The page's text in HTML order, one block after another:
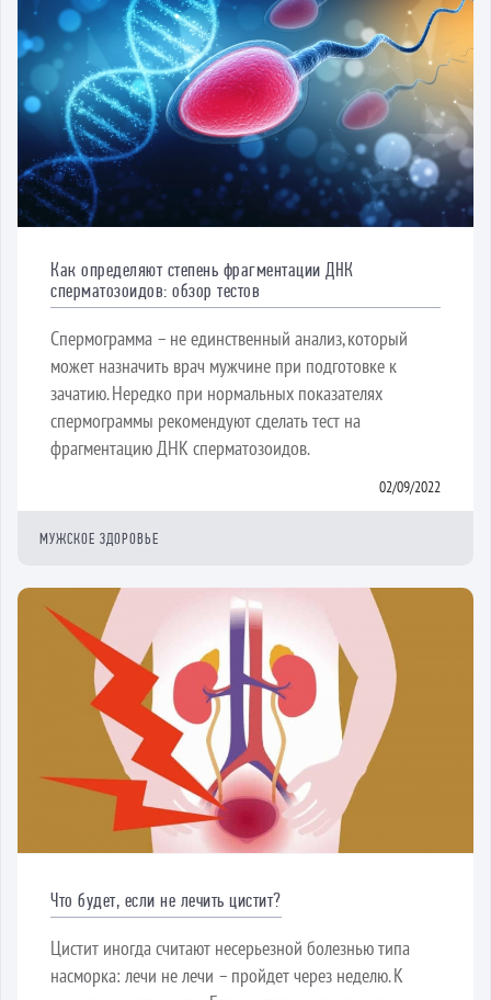
Как определяют степень фрагментации ДНК
сперматозоидов: обзор тестов
Спермограмма – не единственный анализ, который
может назначить врач мужчине при подготовке к
зачатию. Нередко при нормальных показателях
спермограммы рекомендуют сделать тест на
фрагментацию ДНК сперматозоидов.
02/09/2022
МУЖСКОЕ ЗДОРОВЬЕ
Что будет, если не лечить цистит?
Цистит иногда считают несерьезной болезнью типа
насморка: лечи не лечи – пройдет через неделю. К